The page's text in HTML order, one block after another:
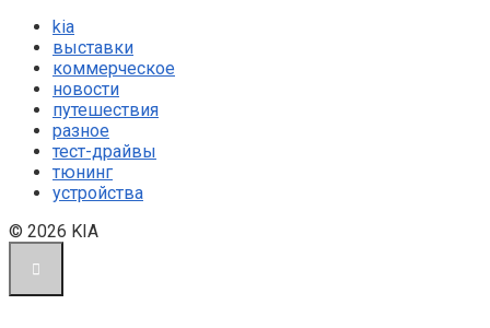
kia
выставки
коммерческое
новости
путешествия
разное
тест-драйвы
тюнинг
устройства
© 2026 KIA